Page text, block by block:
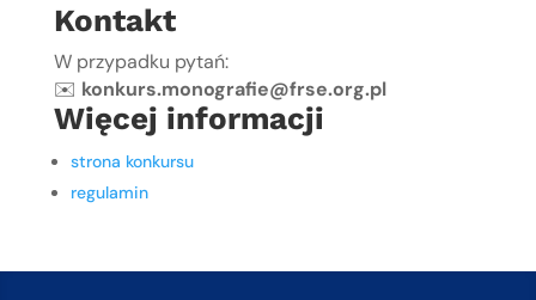
Kontakt
W przypadku pytań:
✉️ konkurs.monografie@frse.org.pl
Więcej informacji
strona konkursu
regulamin